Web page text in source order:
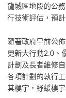
龍城區地段的公
行技術評估，預
隨著政府早前公
更新大行動2.0、
計劃及長者維修
各項計劃的執行
其樓宇，紓緩樓